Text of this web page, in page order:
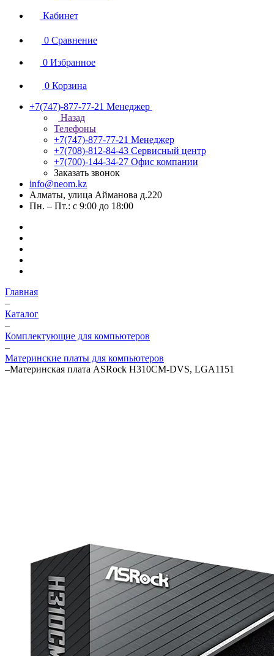
Кабинет
0 Сравнение
0 Избранное
0 Корзина
+7(747)-877-77-21 Менеджер
Назад
Телефоны
+7(747)-877-77-21 Менеджер
+7(708)-812-84-43 Сервисный центр
+7(700)-144-34-27 Офис компании
Заказать звонок
info@neom.kz
Алматы, улица Айманова д.220
Пн. – Пт.: с 9:00 до 18:00
Главная
–
Каталог
–
Комплектующие для компьютеров
–
Материнские платы для компьютеров
–Материнская плата ASRock H310CM-DVS, LGA1151